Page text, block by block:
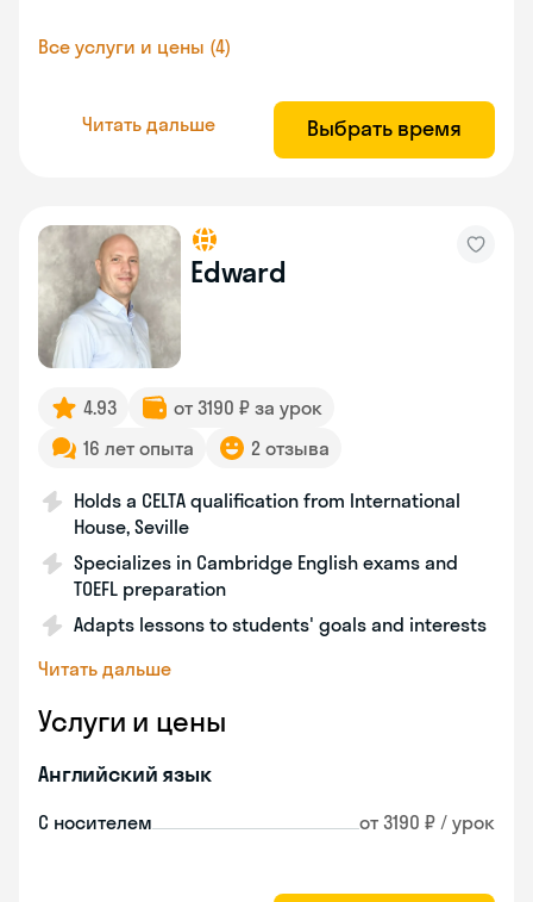
Все услуги и цены (4)
Читать дальше Выбрать время
Edward
4.93
от 3190 ₽ за урок
16 лет опыта
2 отзыва
Holds a CELTA qualification from International
House, Seville
Specializes in Cambridge English exams and
TOEFL preparation
Adapts lessons to students' goals and interests
Читать дальше
Услуги и цены
Английский язык
С носителем от 3190 ₽ / урок